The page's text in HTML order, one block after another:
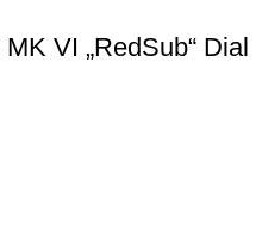
VI „RedSub“ Dial